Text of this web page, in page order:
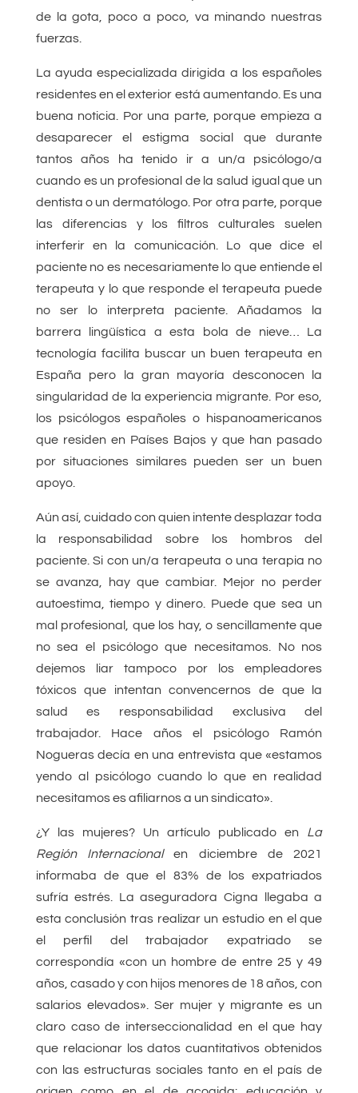
de la gota, poco a poco, va minando nuestras
fuerzas.
La ayuda especializada dirigida a los españoles
residentes en el exterior está aumentando. Es una
buena noticia. Por una parte, porque empieza a
desaparecer el estigma social que durante
tantos años ha tenido ir a un/a psicólogo/a
cuando es un profesional de la salud igual que un
dentista o un dermatólogo. Por otra parte, porque
las diferencias y los filtros culturales suelen
interferir en la comunicación. Lo que dice el
paciente no es necesariamente lo que entiende el
terapeuta y lo que responde el terapeuta puede
no ser lo interpreta paciente. Añadamos la
barrera lingüística a esta bola de nieve… La
tecnología facilita buscar un buen terapeuta en
España pero la gran mayoría desconocen la
singularidad de la experiencia migrante. Por eso,
los psicólogos españoles o hispanoamericanos
que residen en Países Bajos y que han pasado
por situaciones similares pueden ser un buen
apoyo.
Aún así, cuidado con quien intente desplazar toda
la responsabilidad sobre los hombros del
paciente. Si con un/a terapeuta o una terapia no
se avanza, hay que cambiar. Mejor no perder
autoestima, tiempo y dinero. Puede que sea un
mal profesional, que los hay, o sencillamente que
no sea el psicólogo que necesitamos. No nos
dejemos liar tampoco por los empleadores
tóxicos que intentan convencernos de que la
salud es responsabilidad exclusiva del
trabajador. Hace años el psicólogo Ramón
Nogueras decía en una entrevista que «estamos
yendo al psicólogo cuando lo que en realidad
necesitamos es afiliarnos a un sindicato».
¿Y las mujeres? Un artículo publicado en La
Región Internacionalen diciembre de 2021
informaba de que el 83% de los expatriados
sufría estrés. La aseguradora Cigna llegaba a
esta conclusión tras realizar un estudio en el que
el perfil del trabajador expatriado se
correspondía «con un hombre de entre 25 y 49
años, casado y con hijos menores de 18 años, con
salarios elevados». Ser mujer y migrante es un
claro caso de interseccionalidad en el que hay
que relacionar los datos cuantitativos obtenidos
con las estructuras sociales tanto en el país de